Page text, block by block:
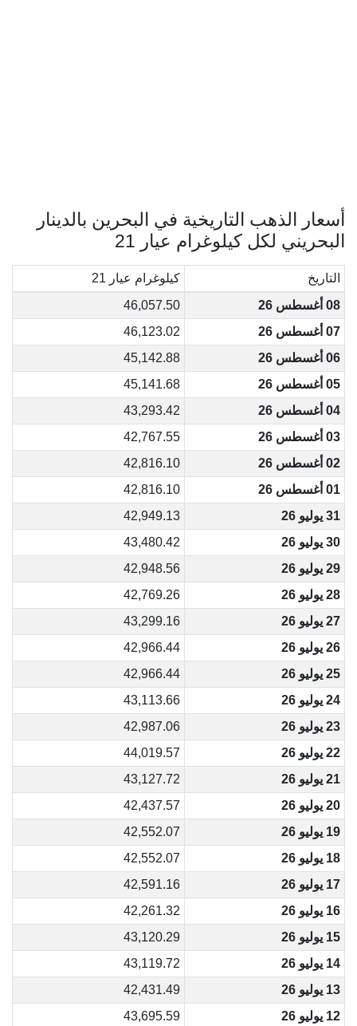
أسعار الذهب التاريخية في البحرين بالدينار
البحريني لكل كيلوغرام عيار 21
التاريخ
كيلوغرام عيار 21
08 أغسطس 26
46,057.50
07 أغسطس 26
46,123.02
06 أغسطس 26
45,142.88
05 أغسطس 26
45,141.68
04 أغسطس 26
43,293.42
03 أغسطس 26
42,767.55
02 أغسطس 26
42,816.10
01 أغسطس 26
42,816.10
31 يوليو 26
42,949.13
30 يوليو 26
43,480.42
29 يوليو 26
42,948.56
28 يوليو 26
42,769.26
27 يوليو 26
43,299.16
26 يوليو 26
42,966.44
25 يوليو 26
42,966.44
24 يوليو 26
43,113.66
23 يوليو 26
42,987.06
22 يوليو 26
44,019.57
21 يوليو 26
43,127.72
20 يوليو 26
42,437.57
19 يوليو 26
42,552.07
18 يوليو 26
42,552.07
17 يوليو 26
42,591.16
16 يوليو 26
42,261.32
15 يوليو 26
43,120.29
14 يوليو 26
43,119.72
13 يوليو 26
42,431.49
12 يوليو 26
43,695.59